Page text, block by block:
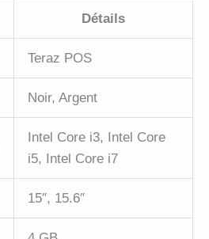
Détails
Teraz POS
Noir, Argent
Intel Core i3, Intel Core
i5, Intel Core i7
15″, 15.6″